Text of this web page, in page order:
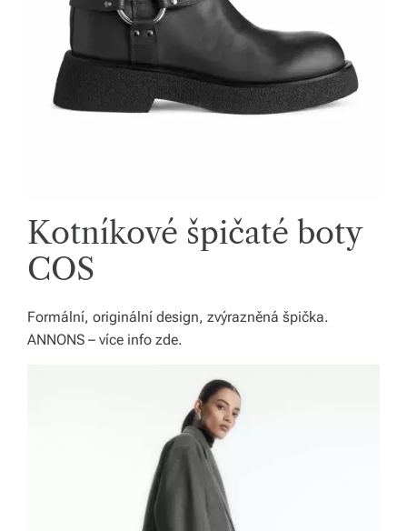
Kotníkové špičaté boty
COS
Formální, originální design, zvýrazněná špička.
ANNONS – více info zde.